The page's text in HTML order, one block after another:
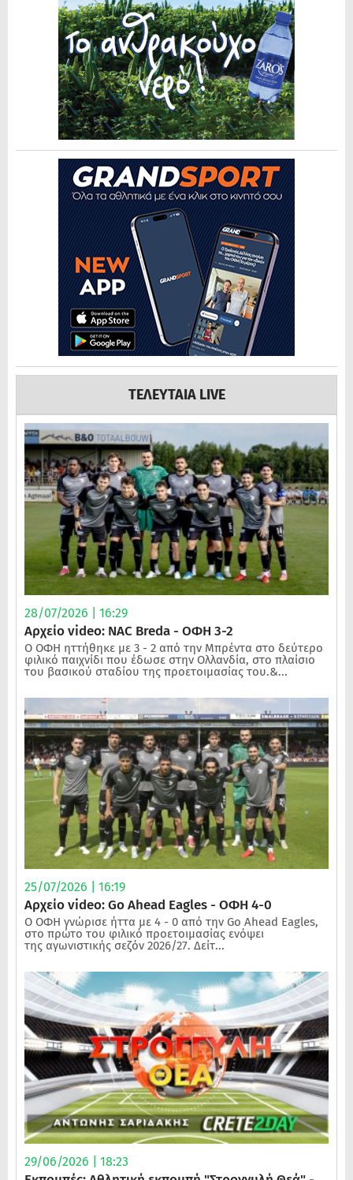
ΤΕΛΕΥΤΑΙΑ LIVE
28/07/2026 | 16:29
Αρχείο video: NAC Breda - ΟΦΗ 3-2
Ο ΟΦΗ ηττήθηκε με 3 - 2 από την Μπρέντα στο δεύτερο
φιλικό παιχνίδι που έδωσε στην Ολλανδία, στο πλαίσιο
του βασικού σταδίου της προετοιμασίας του.&...
25/07/2026 | 16:19
Αρχείο video: Go Ahead Eagles - ΟΦΗ 4-0
Ο ΟΦΗ γνώρισε ήττα με 4 - 0 από την Go Ahead Eagles,
στο πρώτο του φιλικό προετοιμασίας ενόψει
της αγωνιστικής σεζόν 2026/27. Δείτ...
29/06/2026 | 18:23